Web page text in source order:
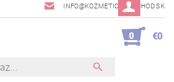
INFO@KOZMETICKYOBCHOD.SK
0 €0